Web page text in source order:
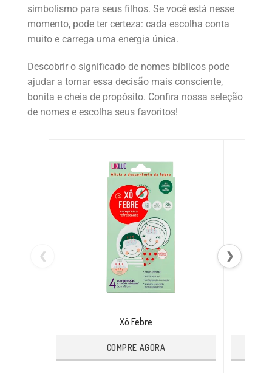
simbolismo para seus filhos. Se você está nesse
momento, pode ter certeza: cada escolha conta
muito e carrega uma energia única.
Descobrir o significado de nomes bíblicos pode
ajudar a tornar essa decisão mais consciente,
bonita e cheia de propósito. Confira nossa seleção
de nomes e escolha seus favoritos!
❮
Xô Febre
COMPRE AGORA
❯